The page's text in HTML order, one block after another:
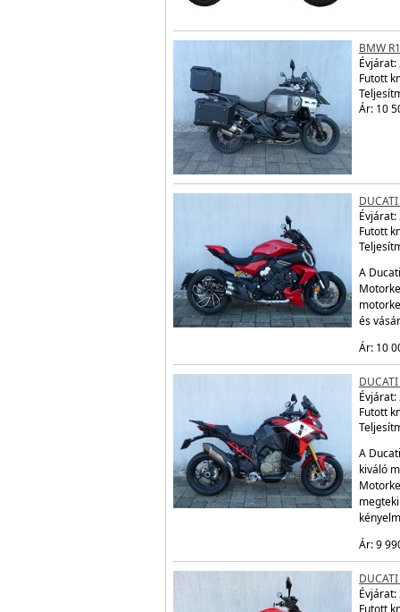
BMW
Évjárat:
Futott
Ár: 10
Évjárat:
Futott
A
és
Ár: 10
Évjárat:
Futott
A
kiváló
Ár: 9
Évjárat:
Futott